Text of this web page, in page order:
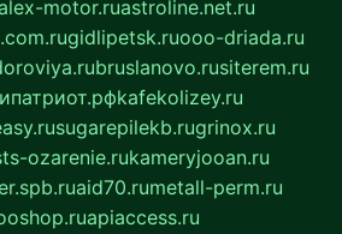
motor.ruastroline.net.ru
gidlipetsk.ruooo-driada.ru
bruslanovo.rusiterem.ru
kafekolizey.ru
sugarepilekb.rugrinox.ru
ozarenie.rukameryjooan.ru
aid70.rumetall-perm.ru
apiaccess.ru